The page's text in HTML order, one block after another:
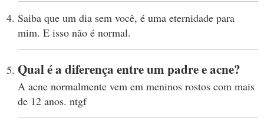
Saiba que um dia sem você, é uma eternidade para
mim. E isso não é normal.
Qual é a diferença entre um padre e acne?
A acne normalmente vem em meninos rostos com mais
de 12 anos. ntgf